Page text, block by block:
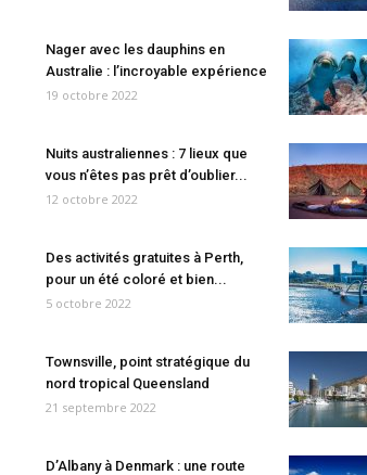
Nager avec les dauphins en
Australie : l’incroyable expérience
19 octobre 2022
Nuits australiennes : 7 lieux que
vous n’êtes pas prêt d’oublier...
12 octobre 2022
Des activités gratuites à Perth,
pour un été coloré et bien...
5 octobre 2022
Townsville, point stratégique du
nord tropical Queensland
21 septembre 2022
D’Albany à Denmark : une route